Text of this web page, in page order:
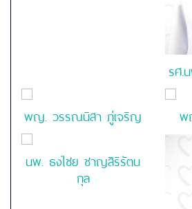
รศ.
พญ. วรรณนิสา ภู่เจริญ พ
นพ. ธงไชย ชาญสิริรัตน
กุล